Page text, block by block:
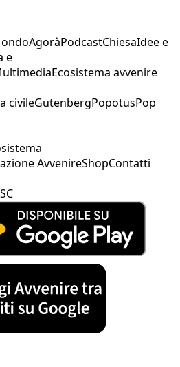
AgoràPodcastChiesaIdee e
e
Ecosistema avvenire
civileGutenbergPopotusPop
AvvenireShopContatti